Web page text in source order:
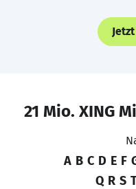
21 Mio. XING
A B C D E F
Q R S